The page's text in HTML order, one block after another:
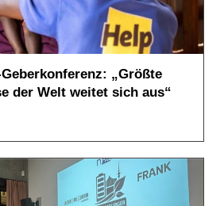
„Größte
der Welt weitet sich aus“